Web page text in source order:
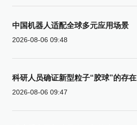
中国机器人适配全球多元应用场景
2026-08-06 09:48
科研人员确证新型粒子“胶球”的存在
2026-08-06 09:47